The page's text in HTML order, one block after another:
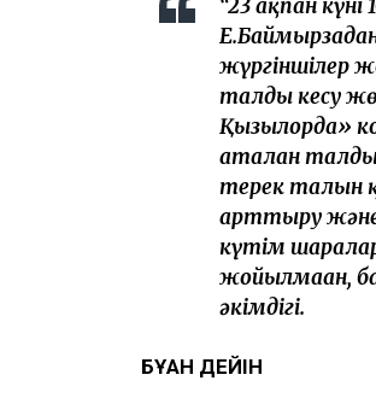
“23 ақпан
жүргіншілер
талды кесу
Қызылорда»
аталған
терек талын
арттыру және
күтім
жойылмаған,
әкімдігі.
БҰҒАН ДЕЙІН